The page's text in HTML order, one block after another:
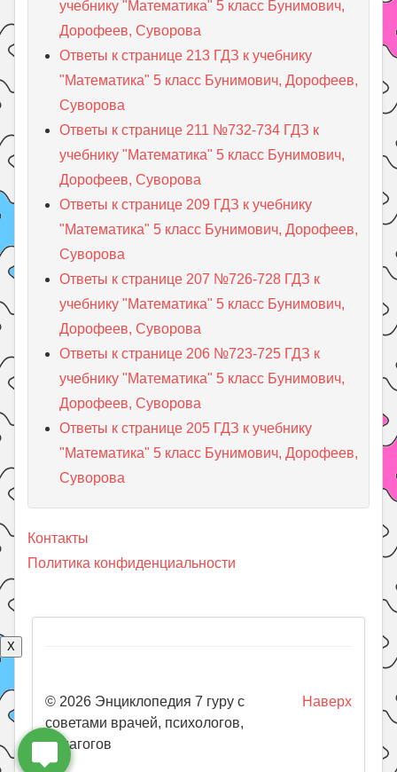
учебнику "Математика" 5 класс Бунимович,
Дорофеев, Суворова
Ответы к странице 213 ГДЗ к учебнику
"Математика" 5 класс Бунимович, Дорофеев,
Суворова
Ответы к странице 211 №732-734 ГДЗ к
учебнику "Математика" 5 класс Бунимович,
Дорофеев, Суворова
Ответы к странице 209 ГДЗ к учебнику
"Математика" 5 класс Бунимович, Дорофеев,
Суворова
Ответы к странице 207 №726-728 ГДЗ к
учебнику "Математика" 5 класс Бунимович,
Дорофеев, Суворова
Ответы к странице 206 №723-725 ГДЗ к
учебнику "Математика" 5 класс Бунимович,
Дорофеев, Суворова
Ответы к странице 205 ГДЗ к учебнику
"Математика" 5 класс Бунимович, Дорофеев,
Суворова
Контакты
Политика конфиденциальности
X
Наверх
© 2026 Энциклопедия 7 гуру с
советами врачей, психологов,
педагогов